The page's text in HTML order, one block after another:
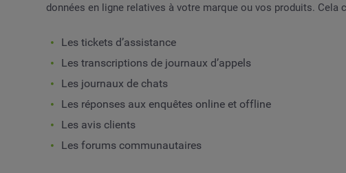
données en ligne relatives à votre marque ou vos produits. Cela
Les tickets d’assistance
Les transcriptions de journaux d’appels
Les journaux de chats
Les réponses aux enquêtes online et offline
Les avis clients
Les forums communautaires